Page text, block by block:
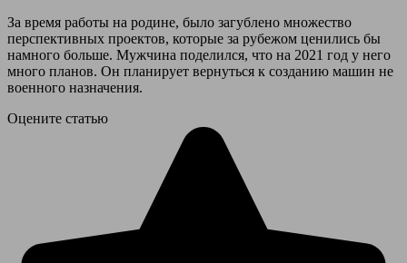
За время работы на родине, было загублено множество
перспективных проектов, которые за рубежом ценились бы
намного больше. Мужчина поделился, что на 2021 год у него
много планов. Он планирует вернуться к созданию машин не
военного назначения.
Оцените статью